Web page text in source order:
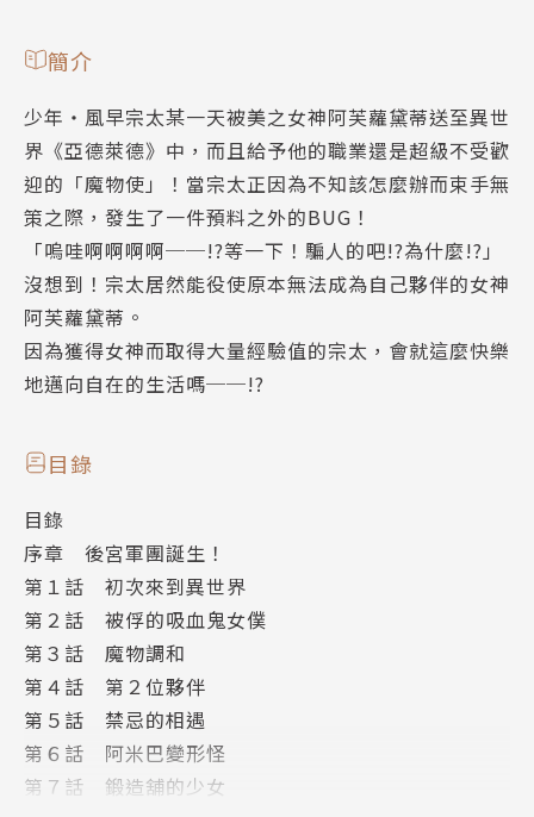
簡介
少年‧風早宗太某一天被美之女神阿芙蘿黛蒂送至異世
界《亞德萊德》中，而且給予他的職業還是超級不受歡
迎的「魔物使」！當宗太正因為不知該怎麼辦而束手無
策之際，發生了一件預料之外的BUG！
「嗚哇啊啊啊啊──!?等一下！騙人的吧!?為什麼!?」
沒想到！宗太居然能役使原本無法成為自己夥伴的女神
阿芙蘿黛蒂。
因為獲得女神而取得大量經驗值的宗太，會就這麼快樂
地邁向自在的生活嗎──!?
目錄
目錄
序章 後宮軍團誕生！
第１話 初次來到異世界
第２話 被俘的吸血鬼女僕
第３話 魔物調和
第４話 第２位夥伴
第５話 禁忌的相遇
第６話 阿米巴變形怪
第７話 鍛造舖的少女